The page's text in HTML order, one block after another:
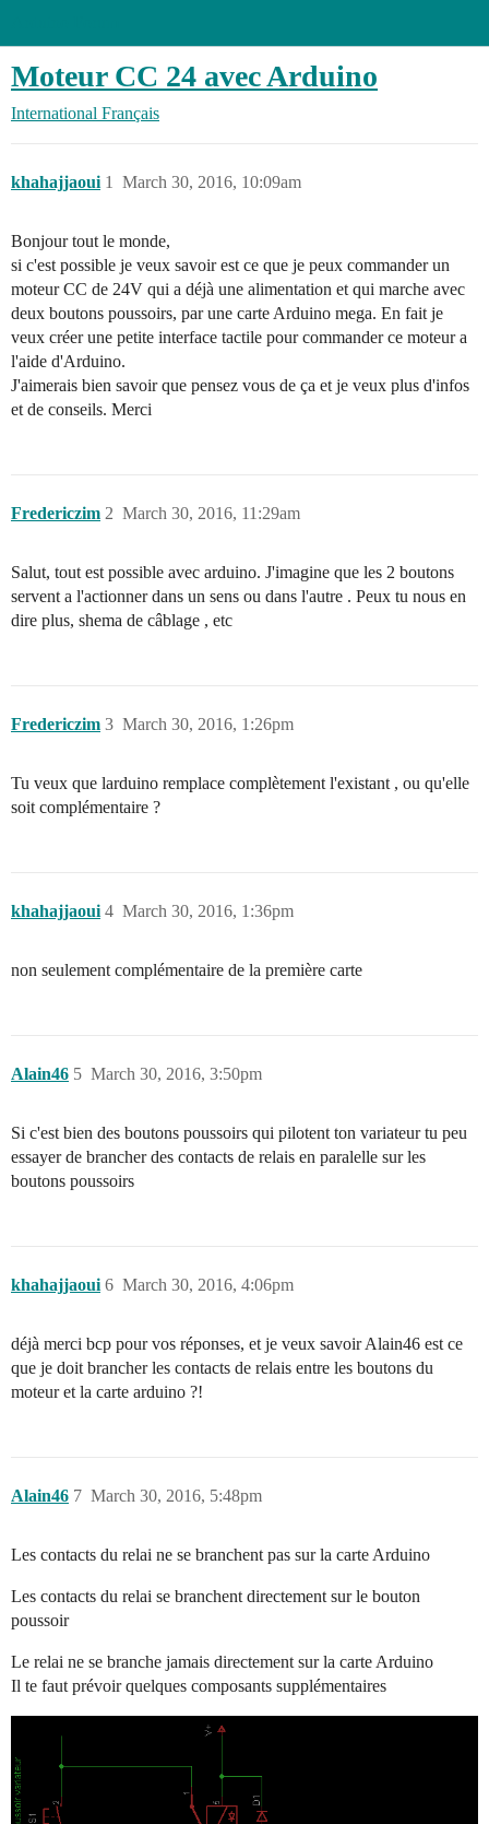
Moteur CC 24 avec Arduino
International Français
khahajjaoui March 30, 2016, 10:09am
1
Bonjour tout le monde,
si c'est possible je veux savoir est ce que je peux commander un
moteur CC de 24V qui a déjà une alimentation et qui marche avec
deux boutons poussoirs, par une carte Arduino mega. En fait je
veux créer une petite interface tactile pour commander ce moteur a
l'aide d'Arduino.
J'aimerais bien savoir que pensez vous de ça et je veux plus d'infos
et de conseils. Merci
Fredericzim March 30, 2016, 11:29am
2
Salut, tout est possible avec arduino. J'imagine que les 2 boutons
servent a l'actionner dans un sens ou dans l'autre . Peux tu nous en
dire plus, shema de câblage , etc
Fredericzim March 30, 2016, 1:26pm
3
Tu veux que larduino remplace complètement l'existant , ou qu'elle
soit complémentaire ?
khahajjaoui March 30, 2016, 1:36pm
4
non seulement complémentaire de la première carte
Alain46 March 30, 2016, 3:50pm
5
Si c'est bien des boutons poussoirs qui pilotent ton variateur tu peu
essayer de brancher des contacts de relais en paralelle sur les
boutons poussoirs
khahajjaoui March 30, 2016, 4:06pm
6
déjà merci bcp pour vos réponses, et je veux savoir Alain46 est ce
que je doit brancher les contacts de relais entre les boutons du
moteur et la carte arduino ?!
Alain46 March 30, 2016, 5:48pm
7
Les contacts du relai ne se branchent pas sur la carte Arduino
Les contacts du relai se branchent directement sur le bouton
poussoir
Le relai ne se branche jamais directement sur la carte Arduino
Il te faut prévoir quelques composants supplémentaires